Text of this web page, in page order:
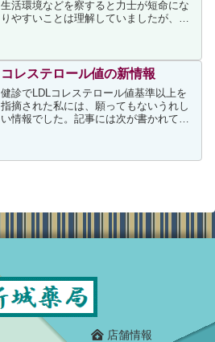
生活環境などを察すると力士が短命にな
りやすいことは理解していましたが、上
た。食べて寝て体重を増...
コレステロール値の新情報
健診でLDLコレステロール値基準以上を
指摘された私には、願ってもないうれし
い情報でした。記事には次が書かれてい
範囲は「60～119mg／dL」だが、この基
店舗情報